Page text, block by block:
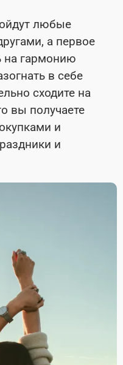
любые
а первое
на гармонию
в себе
сходите на
вы получаете
и
и